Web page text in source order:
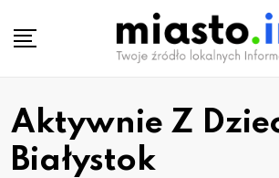
Aktywnie Z
Białystok